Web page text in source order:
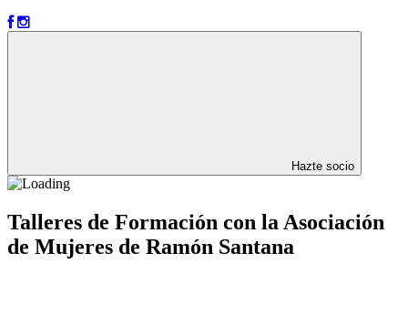
Hazte socio
Talleres de Formación con la Asociación
de Mujeres de Ramón Santana